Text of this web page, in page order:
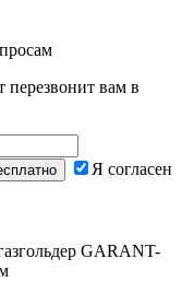
вам в
Я согласен
GARANT-